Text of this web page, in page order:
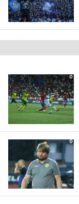
0
0